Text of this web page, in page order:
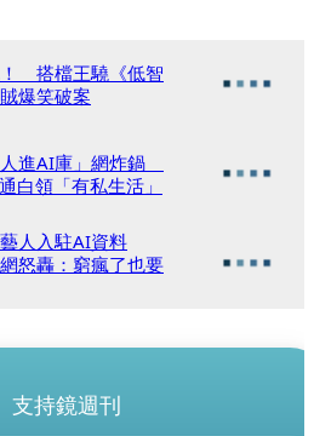
搭檔王驍《低智
爆笑破案
進AI庫」網炸鍋
白領「有私生活」
人入駐AI資料
怒轟：窮瘋了也要
支持鏡週刊